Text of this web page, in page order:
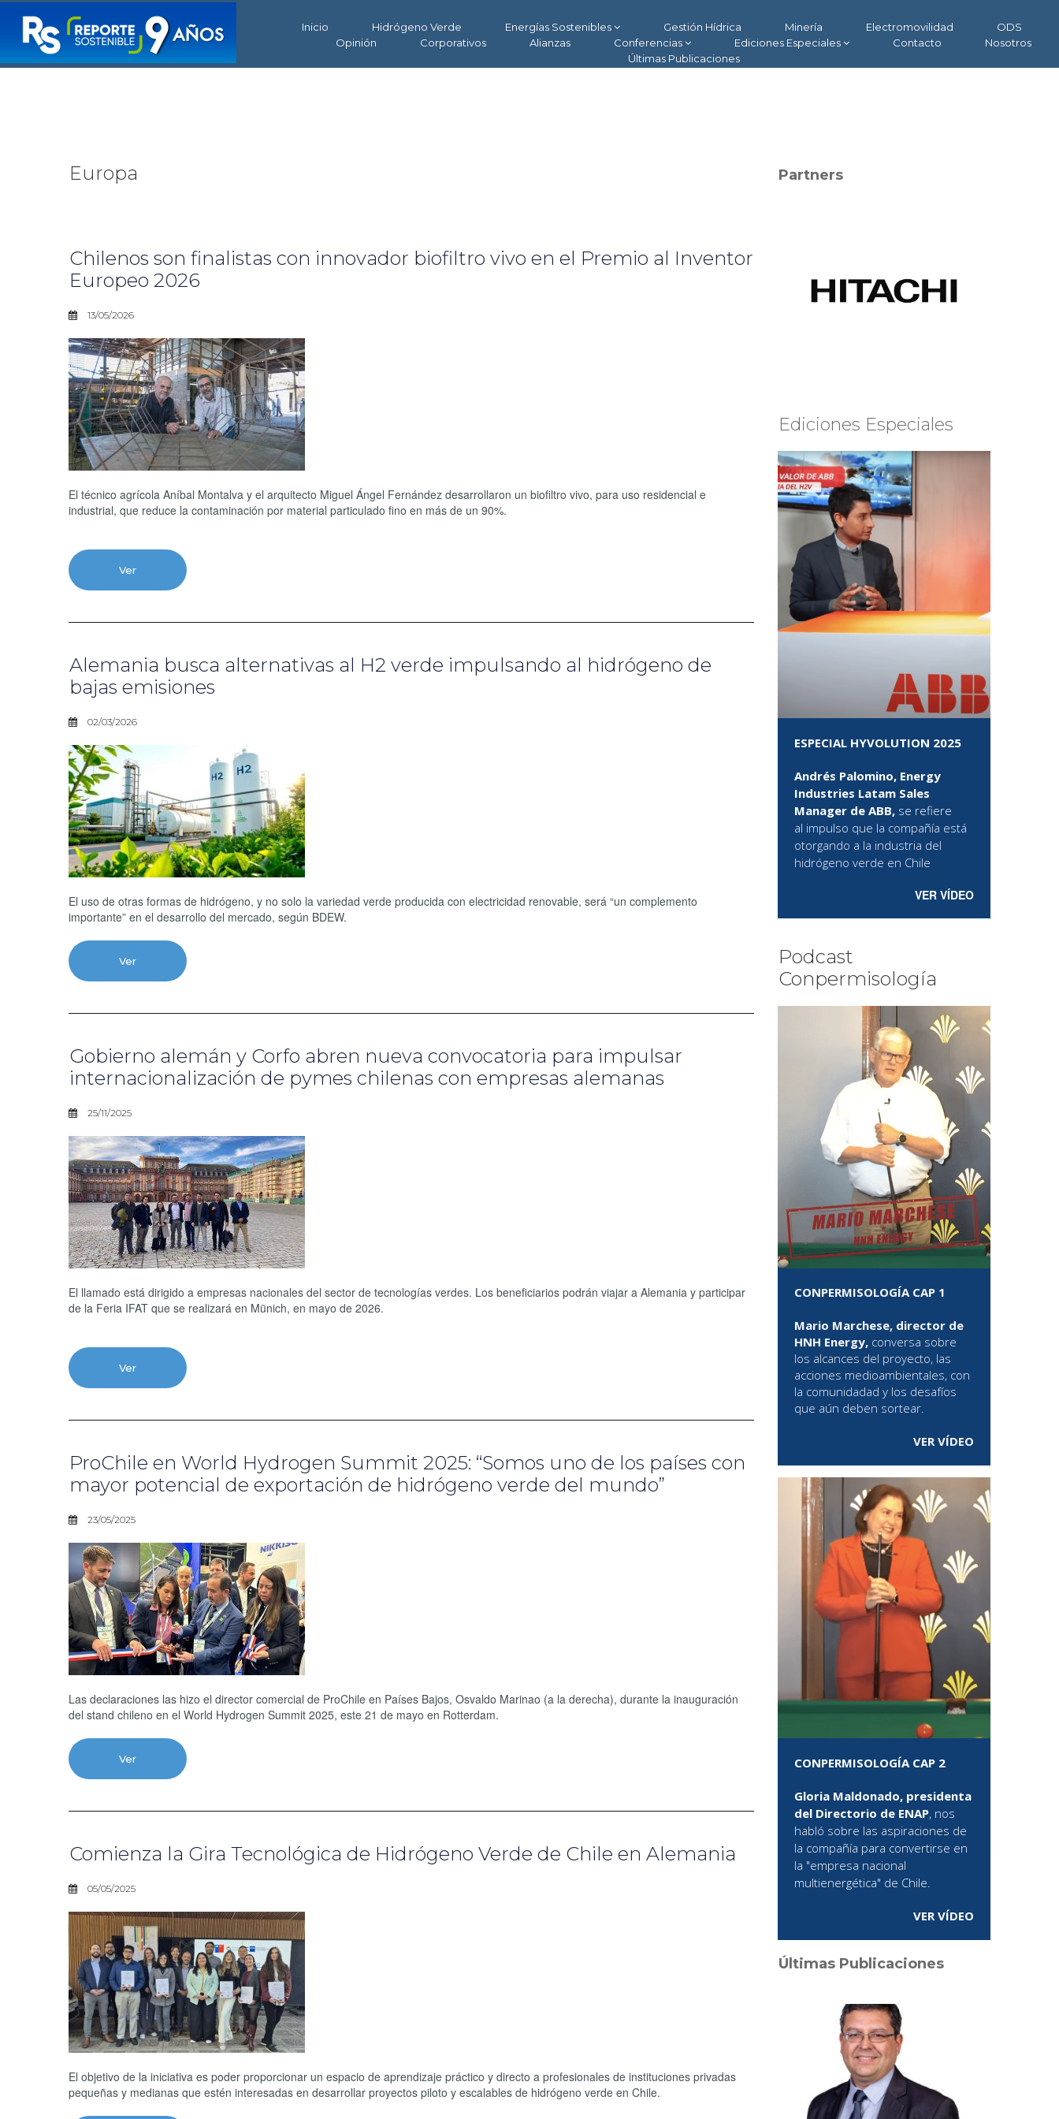
Inicio Hidrógeno Verde Energías Sostenibles Gestión Hídrica Minería Electromovilidad
ODS
Opinión
Corporativos Alianzas Conferencias Ediciones Especiales Contacto
Nosotros
Últimas Publicaciones
Europa
Chilenos son finalistas con innovador biofiltro vivo en el Premio al Inventor
Europeo 2026
13/05/2026
El técnico agrícola Aníbal Montalva y el arquitecto Miguel Ángel Fernández desarrollaron un biofiltro vivo, para uso residencial e
industrial, que reduce la contaminación por material particulado fino en más de un 90%.
Ver
Alemania busca alternativas al H2 verde impulsando al hidrógeno de
bajas emisiones
02/03/2026
El uso de otras formas de hidrógeno, y no solo la variedad verde producida con electricidad renovable, será “un complemento
importante” en el desarrollo del mercado, según BDEW.
Ver
Gobierno alemán y Corfo abren nueva convocatoria para impulsar
internacionalización de pymes chilenas con empresas alemanas
25/11/2025
El llamado está dirigido a empresas nacionales del sector de tecnologías verdes. Los beneficiarios podrán viajar a Alemania y participar
de la Feria IFAT que se realizará en Münich, en mayo de 2026.
Ver
ProChile en World Hydrogen Summit 2025: “Somos uno de los países con
mayor potencial de exportación de hidrógeno verde del mundo”
23/05/2025
Las declaraciones las hizo el director comercial de ProChile en Países Bajos, Osvaldo Marinao (a la derecha), durante la inauguración
del stand chileno en el World Hydrogen Summit 2025, este 21 de mayo en Rotterdam.
Ver
Comienza la Gira Tecnológica de Hidrógeno Verde de Chile en Alemania
05/05/2025
El objetivo de la iniciativa es poder proporcionar un espacio de aprendizaje práctico y directo a profesionales de instituciones privadas
pequeñas y medianas que estén interesadas en desarrollar proyectos piloto y escalables de hidrógeno verde en Chile.
Partners
Ediciones Especiales
ESPECIAL HYVOLUTION 2025
Andrés Palomino, Energy
Industries Latam Sales
Manager de ABB, se refiere
al impulso que la compañía está
otorgando a la industria del
hidrógeno verde en Chile
VER VÍDEO
Podcast
Conpermisología
CONPERMISOLOGÍA CAP 1
Mario Marchese, director de
HNH Energy, conversa sobre
los alcances del proyecto, las
acciones medioambientales, con
la comunidadad y los desafíos
que aún deben sortear.
VER VÍDEO
CONPERMISOLOGÍA CAP 2
Gloria Maldonado, presidenta
del Directorio de ENAP, nos
habló sobre las aspiraciones de
la compañía para convertirse en
la "empresa nacional
multienergética" de Chile.
VER VÍDEO
Últimas Publicaciones